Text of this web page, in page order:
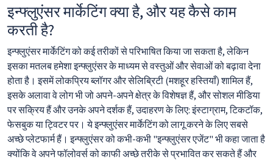
इन्फ्लुएंसर मार्केटिंग क्या है, और यह कैसे काम
करती है?
इन्फ्लुएंसर मार्केटिंग को कई तरीकों से परिभाषित किया जा सकता है, लेकिन
इसका मतलब हमेशा इन्फ्लुएंसर के माध्यम से वस्तुओं और सेवाओं को बढ़ावा देना
होता है। इसमें लोकप्रिय ब्लॉगर और सेलिब्रिटी (मशहूर हस्तियाँ) शामिल हैं,
इसके अलावा वे लोग भी जो अपने-अपने क्षेत्र के विशेषज्ञ हैं, और सोशल मीडिया
पर सक्रिय हैं और उनके अपने दर्शक हैं, उदाहरण के लिए: इंस्टाग्राम, टिकटॉक,
फेसबुक या ट्विटर पर। ये इन्फ्लुएंसर मार्केटिंग को लागू करने के लिए सबसे
अच्छे प्लेटफार्म हैं। इन्फ्लुएंसर को कभी-कभी "इन्फ्लुएंसर एजेंट" भी कहा जाता है
क्योंकि वे अपने फॉलोवर्स को काफी अच्छे तरीके से प्रभावित कर सकते हैं और